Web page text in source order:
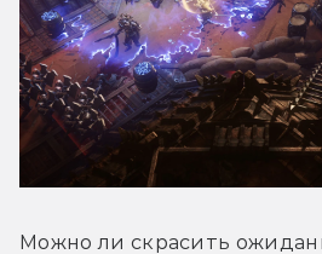
Можно ли скрасить